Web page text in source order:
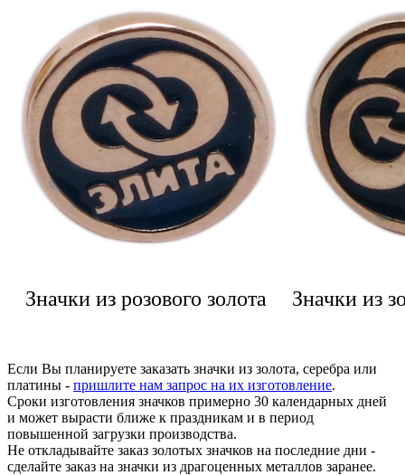
Значки из розового золота Значки из
Если Вы планируете заказать значки из золота, серебра или
платины - пришлите нам запрос на их изготовление.
Сроки изготовления значков примерно 30 календарных дней
и может вырасти ближе к праздникам и в период
повышенной загрузки производства.
Не откладывайте заказ золотых значков на последние дни -
сделайте заказ на значки из драгоценных металлов заранее.